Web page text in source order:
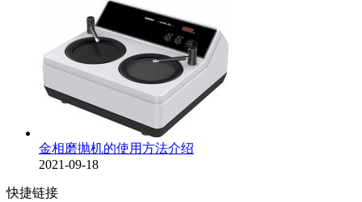
金相磨抛机的使用方法介绍
2021-09-18
快捷链接